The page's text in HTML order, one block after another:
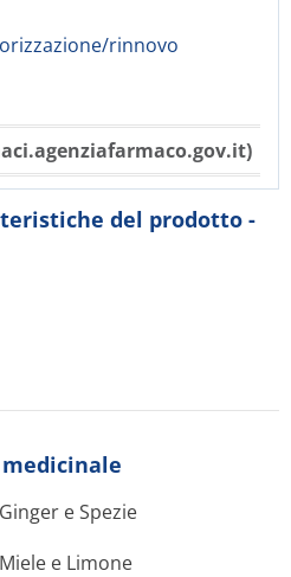
rinnovo
del prodotto -
e Spezie
e Limone